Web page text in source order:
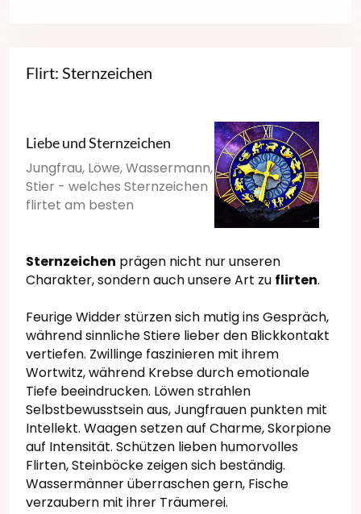
Flirt: Sternzeichen
Liebe und Sternzeichen
Jungfrau, Löwe, Wassermann,
Stier - welches Sternzeichen
flirtet am besten
Sternzeichen prägen nicht nur unseren
Charakter, sondern auch unsere Art zu flirten.
Feurige Widder stürzen sich mutig ins Gespräch,
während sinnliche Stiere lieber den Blickkontakt
vertiefen. Zwillinge faszinieren mit ihrem
Wortwitz, während Krebse durch emotionale
Tiefe beeindrucken. Löwen strahlen
Selbstbewusstsein aus, Jungfrauen punkten mit
Intellekt. Waagen setzen auf Charme, Skorpione
auf Intensität. Schützen lieben humorvolles
Flirten, Steinböcke zeigen sich beständig.
Wassermänner überraschen gern, Fische
verzaubern mit ihrer Träumerei.